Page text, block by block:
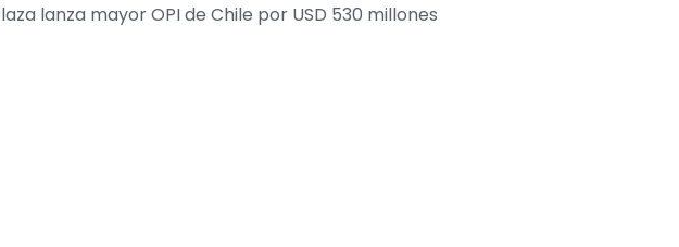
lanza mayor OPI de Chile por USD 530 millones